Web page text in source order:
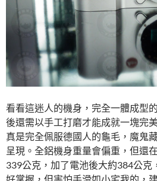
看看這迷人的機身，完全一體成型
後還需以手工打磨才能成就一塊完
真是完全佩服德國人的龜毛，魔鬼
呈現。全鋁機身重量會偏重，但還
339公克，加了電池後大約384公克